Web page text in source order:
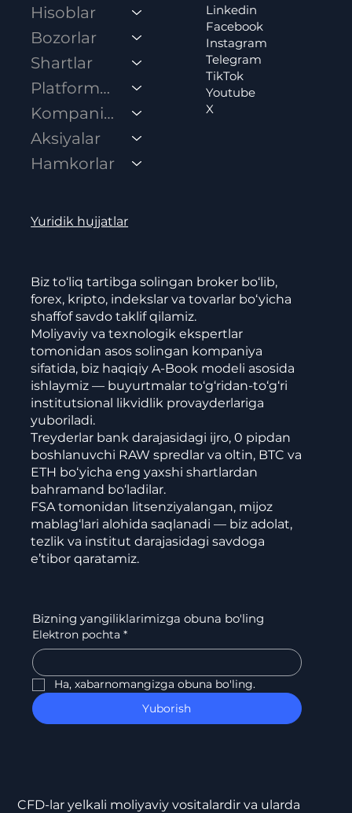
Hisoblar
Bozorlar
Shartlar
Platformalar
Kompaniya
Aksiyalar
Hamkorlar
Yuridik hujjatlar
Linkedin
Facebook
Instagram
Telegram
TikTok
Youtube
X
Biz to‘liq tartibga solingan broker bo‘lib,
forex, kripto, indekslar va tovarlar bo‘yicha
shaffof savdo taklif qilamiz.
Moliyaviy va texnologik ekspertlar
tomonidan asos solingan kompaniya
sifatida, biz haqiqiy A-Book modeli asosida
ishlaymiz — buyurtmalar to‘g‘ridan-to‘g‘ri
institutsional likvidlik provayderlariga
yuboriladi.
Treyderlar bank darajasidagi ijro, 0 pipdan
boshlanuvchi RAW spredlar va oltin, BTC va
ETH bo‘yicha eng yaxshi shartlardan
bahramand bo‘ladilar.
FSA tomonidan litsenziyalangan, mijoz
mablag‘lari alohida saqlanadi — biz adolat,
tezlik va institut darajasidagi savdoga
e’tibor qaratamiz.
Bizning yangiliklarimizga obuna bo'ling
Elektron pochta *
Ha, xabarnomangizga obuna bo'ling.
Yuborish
CFD-lar yelkali moliyaviy vositalardir va ularda